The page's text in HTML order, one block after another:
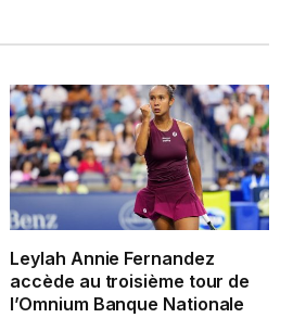
Leylah Annie Fernandez
accède au troisième tour de
l’Omnium Banque Nationale